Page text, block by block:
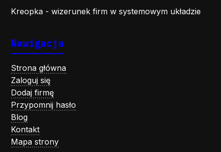
Kreopka - wizerunek firm w systemowym układzie
Nawigacja
Strona główna
Zaloguj się
Dodaj firmę
Przypomnij hasło
Blog
Kontakt
Mapa strony